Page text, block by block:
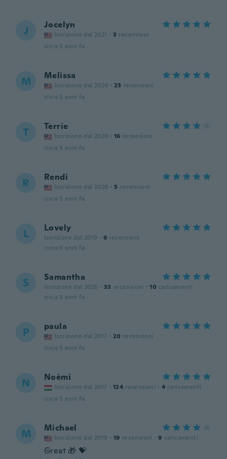
J Jocelyn
Iscrizione dal 2021 · 3 recensioni
circa 5 anni fa
M Melissa
Iscrizione dal 2020 · 23 recensioni
circa 5 anni fa
T Terrie
Iscrizione dal 2020 · 16 recensioni
circa 5 anni fa
R Rendi
Iscrizione dal 2020 · 5 recensioni
circa 5 anni fa
L Lovely
Iscrizione dal 2019 · 9 recensioni
circa 5 anni fa
S Samantha
Iscrizione dal 2020 · 33 recensioni · 10 caricamenti
circa 5 anni fa
P paula
Iscrizione dal 2017 · 20 recensioni
circa 5 anni fa
N Noèmi
Iscrizione dal 2017 · 124 recensioni · 4 caricamenti
circa 5 anni fa
M Michael
Iscrizione dal 2019 · 19 recensioni · 9 caricamenti
Great 🎁 💝